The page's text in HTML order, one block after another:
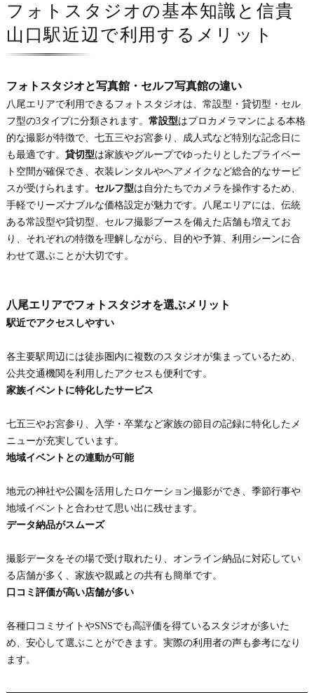
フォトスタジオの基本知識と信貴
山口駅近辺で利用するメリット
フォトスタジオと写真館・セルフ写真館の違い
八尾エリアで利用できるフォトスタジオは、常設型・貸切型・セル
フ型の3タイプに分類されます。 常設型はプロカメラマンによる本格
的な撮影が特徴で、七五三やお宮参り、成人式など特別な記念日に
も最適です。 貸切型は家族やグループでゆったりとしたプライベー
ト空間が確保でき、衣装レンタルやヘアメイクなど総合的なサービ
スが受けられます。 セルフ型は自分たちでカメラを操作するため、
手軽でリーズナブルな価格設定が魅力です。八尾エリアには、伝統
ある常設型や貸切型、セルフ撮影ブースを備えた店舗も増えてお
り、それぞれの特徴を理解しながら、目的や予算、利用シーンに合
わせて選ぶことが大切です。
八尾エリアでフォトスタジオを選ぶメリット
駅近でアクセスしやすい
各主要駅周辺には徒歩圏内に複数のスタジオが集まっているため、
公共交通機関を利用したアクセスも便利です。
家族イベントに特化したサービス
七五三やお宮参り、入学・卒業など家族の節目の記録に特化したメ
ニューが充実しています。
地域イベントとの連動が可能
地元の神社や公園を活用したロケーション撮影ができ、季節行事や
地域イベントと合わせて思い出に残せます。
データ納品がスムーズ
撮影データをその場で受け取れたり、オンライン納品に対応してい
る店舗が多く、家族や親戚との共有も簡単です。
口コミ評価が高い店舗が多い
各種口コミサイトやSNSでも高評価を得ているスタジオが多いた
め、安心して選ぶことができます。実際の利用者の声も参考になり
ます。